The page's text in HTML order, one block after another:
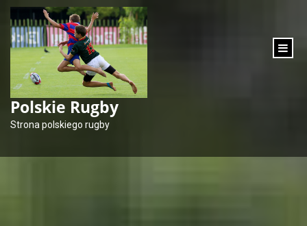
content
Polskie Rugby
Strona polskiego rugby